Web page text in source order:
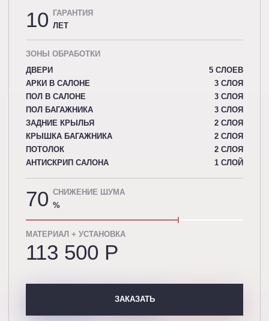
10
ГАРАНТИЯ
ЛЕТ
ЗОНЫ ОБРАБОТКИ
ДВЕРИ
5 СЛОЕВ
АРКИ В САЛОНЕ
3 СЛОЯ
ПОЛ В САЛОНЕ
3 СЛОЯ
ПОЛ БАГАЖНИКА
3 СЛОЯ
ЗАДНИЕ КРЫЛЬЯ
2 СЛОЯ
КРЫШКА БАГАЖНИКА
2 СЛОЯ
ПОТОЛОК
2 СЛОЯ
АНТИСКРИП САЛОНА
1 СЛОЙ
70 СНИЖЕНИЕ ШУМА
%
МАТЕРИАЛ + УСТАНОВКА
113 500 P
ЗАКАЗАТЬ